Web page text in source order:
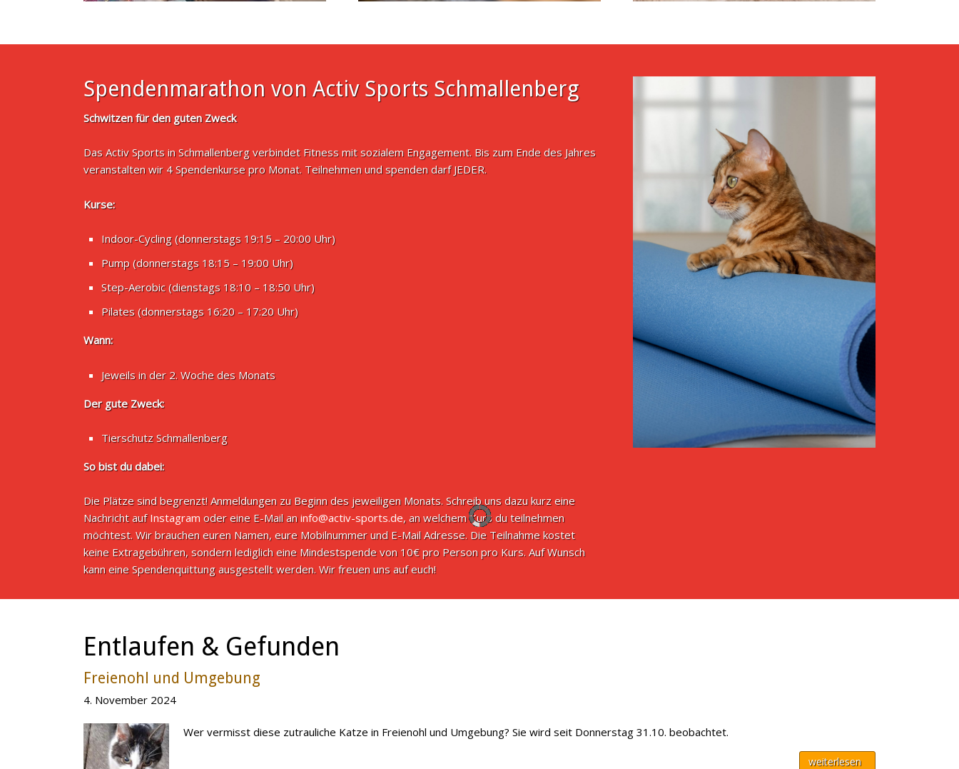
Spendenmarathon von Activ Sports Schmallenberg
Schwitzen für den guten Zweck
Das Activ Sports in Schmallenberg verbindet Fitness mit sozialem Engagement. Bis zum Ende des Jahres
veranstalten wir 4 Spendenkurse pro Monat. Teilnehmen und spenden darf JEDER.
Kurse:
Indoor-Cycling (donnerstags 19:15 – 20:00 Uhr)
Pump (donnerstags 18:15 – 19:00 Uhr)
Step-Aerobic (dienstags 18:10 – 18:50 Uhr)
Pilates (donnerstags 16:20 – 17:20 Uhr)
Wann:
Jeweils in der 2. Woche des Monats
Der gute Zweck:
Tierschutz Schmallenberg
So bist du dabei:
Die Plätze sind begrenzt! Anmeldungen zu Beginn des jeweiligen Monats. Schreib uns dazu kurz eine
Nachricht aufInstagram oder eine E-Mail an info@activ-sports.de, an welchem Kurs du teilnehmen
möchtest. Wir brauchen euren Namen, eure Mobilnummer und E-Mail Adresse. Die Teilnahme kostet
keine Extragebühren, sondern lediglich eine Mindestspende von 10€ pro Person pro Kurs. Auf Wunsch
kann eine Spendenquittung ausgestellt werden. Wir freuen uns auf euch!
Entlaufen & Gefunden
Freienohl und Umgebung
4. November 2024
Wer vermisst diese zutrauliche Katze in Freienohl und Umgebung? Sie wird seit Donnerstag 31.10. beobachtet.
weiterlesen